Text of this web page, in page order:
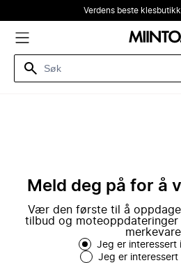
Verdens beste
Meld deg på for å
Vær den første til å
tilbud og moteoppdateringer
Jeg er interessert
Jeg er interessert